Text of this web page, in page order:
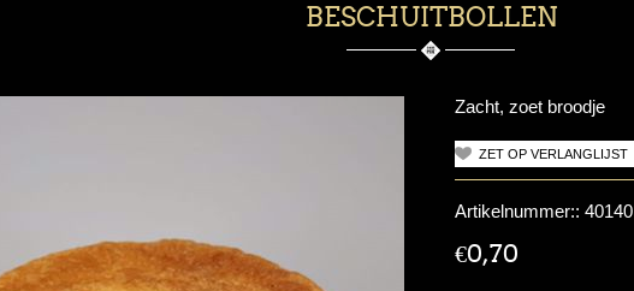
BESCHUITBOLLEN
Zacht, zoet broodje
Artikelnummer:: 40140
€0,70